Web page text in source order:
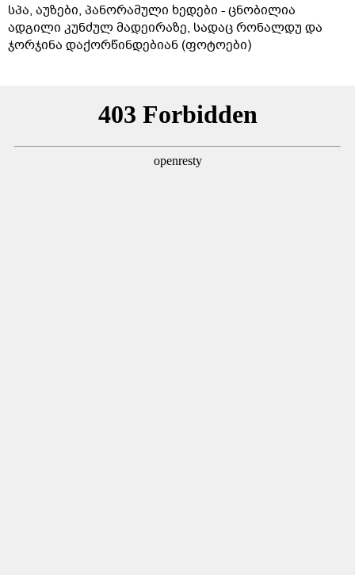
სპა, აუზები, პანორამული ხედები - ცნობილია
ადგილი კუნძულ მადეირაზე, სადაც რონალდუ და
ჯორჯინა დაქორწინდებიან (ფოტოები)